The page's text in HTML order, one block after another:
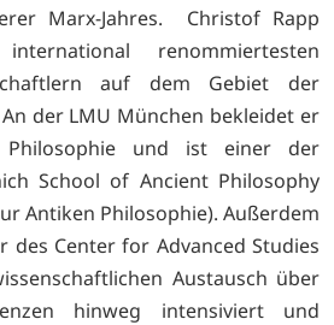
Marx-Jahres. Christof Rapp
renommiertesten
auf dem Gebiet der
der LMU München bekleidet er
und ist einer der
School of Ancient Philosophy
Antiken Philosophie). Außerdem
Center for Advanced Studies
Austausch über
hinweg intensiviert und